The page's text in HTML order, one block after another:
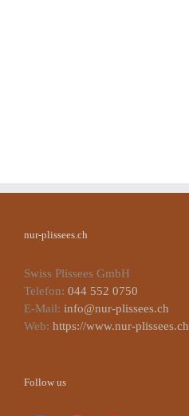
nur-plissees.ch
Swiss Plissees GmbH
Telefon: 044 552 0750
E-Mail: info@nur-plissees.ch
Web: https://www.nur-plissees.ch
Follow us